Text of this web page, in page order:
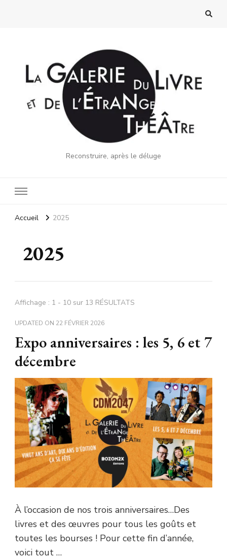
Reconstruire, après le déluge
Accueil 2025
2025
Affichage : 1 - 10 sur 13 RÉSULTATS
UPDATED ON 22 FÉVRIER 2026
Expo anniversaires : les 5, 6 et 7
décembre
À l’occasion de nos trois anniversaires…Des
livres et des œuvres pour tous les goûts et
toutes les bourses ! Pour cette fin d’année,
voici tout …